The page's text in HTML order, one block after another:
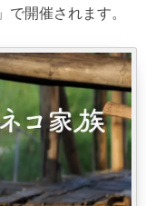
で開催されます。